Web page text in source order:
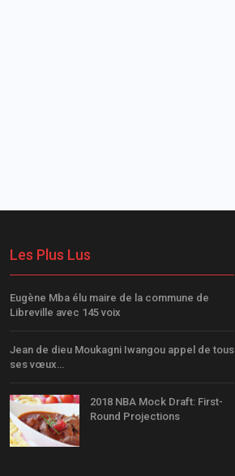
Les Plus Lus
Eugène Mba élu maire de la commune de
Libreville avec 145 voix
Jean de dieu Moukagni Iwangou appel de tous
ses vœux…
2018 NBA Mock Draft: First-
Round Projections